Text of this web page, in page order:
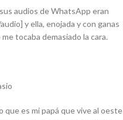
audios de WhatsApp eran
y ella, enojada y con ganas
tocaba demasiado la cara.
es mi papá que vive al oeste